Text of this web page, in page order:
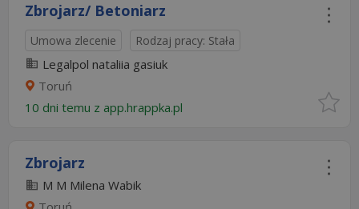
Zbrojarz/ Betoniarz
Umowa zlecenie Rodzaj pracy: Stała
Legalpol nataliia gasiuk
Toruń
10 dni temu z app.hrappka.pl
Zbrojarz
M M Milena Wabik